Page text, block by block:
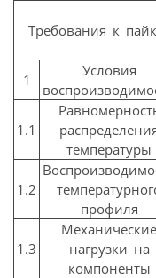
Требования к
1
Условия
1.1
температуры
1.2
профиля
1.3
Механические
нагрузки на
компоненты